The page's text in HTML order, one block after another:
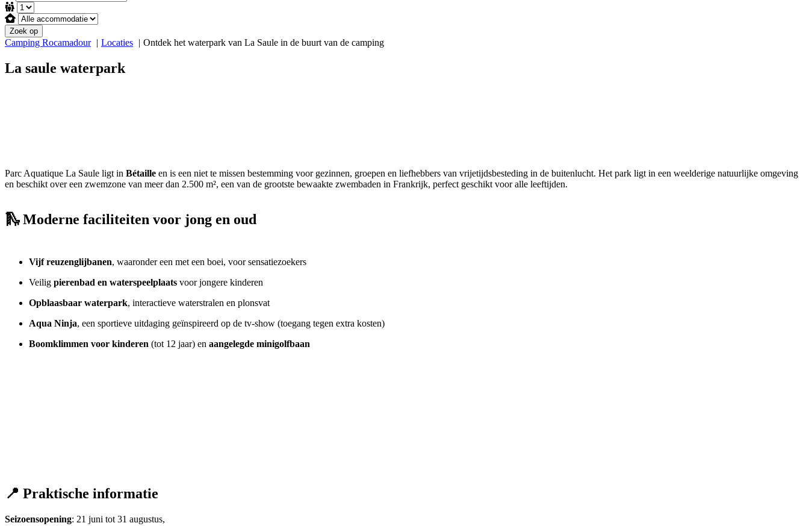
Zoek op
Camping Rocamadour Locaties Ontdek het waterpark van La Saule in de buurt van de camping
La saule waterpark
Parc Aquatique La Saule ligt in Bétaille en is een niet te missen bestemming voor gezinnen, groepen en liefhebbers van vrijetijdsbesteding in de buitenlucht. Het park ligt in een weelderige natuurlijke omgeving
en beschikt over een zwemzone van meer dan 2.500 m², een van de grootste bewaakte zwembaden in Frankrijk, perfect geschikt voor alle leeftijden.
🛝 Moderne faciliteiten voor jong en oud
Vijf reuzenglijbanen, waaronder een met een boei, voor sensatiezoekers
Veilig pierenbad en waterspeelplaats voor jongere kinderen
Opblaasbaar waterpark, interactieve waterstralen en plonsvat
Aqua Ninja, een sportieve uitdaging geïnspireerd op de tv-show (toegang tegen extra kosten)
Boomklimmen voor kinderen (tot 12 jaar) en aangelegde minigolfbaan
📍 Praktische informatie
Seizoensopening: 21 juni tot 31 augustus,